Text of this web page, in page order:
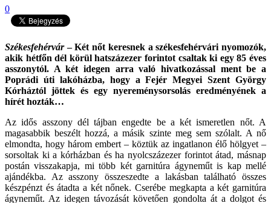
0
Székesfehérvár– Két nőt keresnek a székesfehérvári nyomozók,
akik hétfőn dél körül hatszázezer forintot csaltak ki egy 85 éves
asszonytól. A két idegen arra való hivatkozással ment be a
Poprádi úti lakóházba, hogy a Fejér Megyei Szent György
Kórháztól jöttek és egy nyereménysorsolás eredményének a
hírét hozták…
Az idős asszony dél tájban engedte be a két ismeretlen nőt. A
magasabbik beszélt hozzá, a másik szinte meg sem szólalt. A nő
elmondta, hogy három embert – köztük az ingatlanon élő hölgyet –
sorsoltak ki a kórházban és ha nyolcszázezer forintot átad, másnap
postán visszakapja, mi több két garnitúra ágyneműt is kap mellé
ajándékba. Az asszony összeszedte a lakásban található összes
készpénzt és átadta a két nőnek. Cserébe megkapta a két garnitúra
ágyneműt. Az idegen távozását követően gondolta át a dolgot és